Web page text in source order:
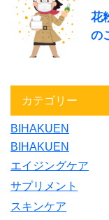
花
の
カテゴリー
BIHAKUEN
BIHAKUEN
エイジングケア
サプリメント
スキンケア